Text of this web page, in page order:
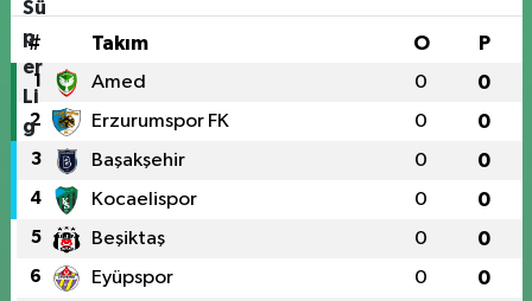
# Takım O P
1 Amed 0 0
2 Erzurumspor FK 0 0
3 Başakşehir 0 0
4 Kocaelispor 0 0
5 Beşiktaş 0 0
6 Eyüpspor 0 0